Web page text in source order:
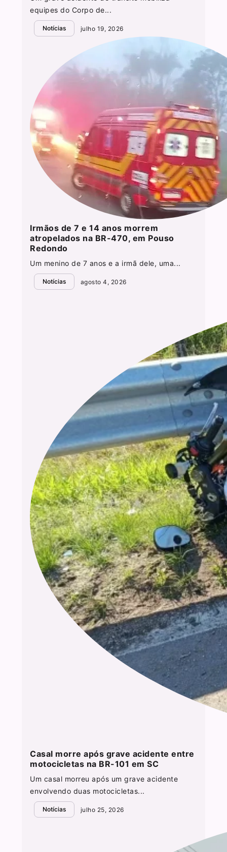
equipes do Corpo de...
Notícias julho 19, 2026
Irmãos de 7 e 14 anos morrem
atropelados na BR-470, em Pouso
Redondo
Um menino de 7 anos e a irmã dele, uma...
Notícias agosto 4, 2026
Casal morre após grave acidente entre
motocicletas na BR-101 em SC
Um casal morreu após um grave acidente
envolvendo duas motocicletas...
Notícias julho 25, 2026